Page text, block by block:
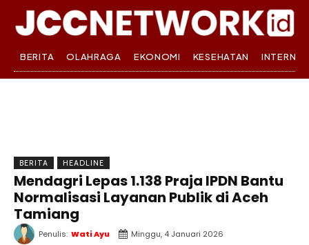
BERITA OLAHRAGA EKONOMI KESEHATAN
BERITA HEADLINE
Mendagri Lepas 1.138 Praja IPDN Bantu
Normalisasi Layanan Publik di Aceh
Tamiang
Penulis: Wati Ayu Minggu, 4 Januari 2026